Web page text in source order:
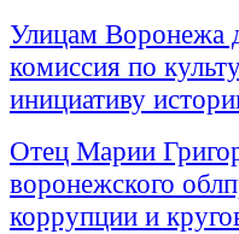
Улицам Воронежа
комиссия по
инициативу
Отец Марии
воронежского
коррупции и